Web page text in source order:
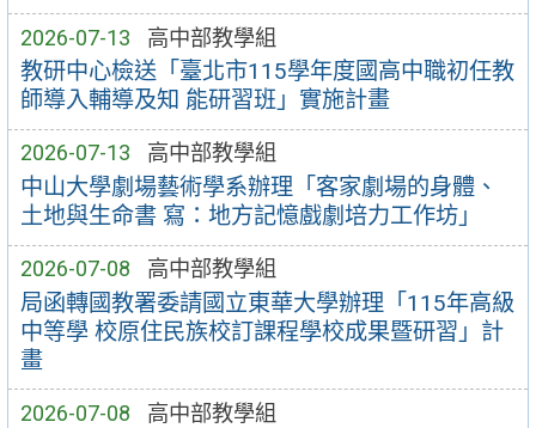
2026-07-13 高中部教學組
教研中心檢送「臺北市115學年度國高中職初任教
師導入輔導及知 能研習班」實施計畫
2026-07-13 高中部教學組
中山大學劇場藝術學系辦理「客家劇場的身體、
土地與生命書 寫：地方記憶戲劇培力工作坊」
2026-07-08 高中部教學組
局函轉國教署委請國立東華大學辦理「115年高級
中等學 校原住民族校訂課程學校成果暨研習」計
畫
2026-07-08 高中部教學組